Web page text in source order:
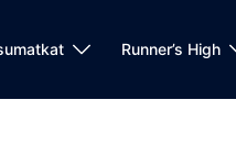
Runner’s High